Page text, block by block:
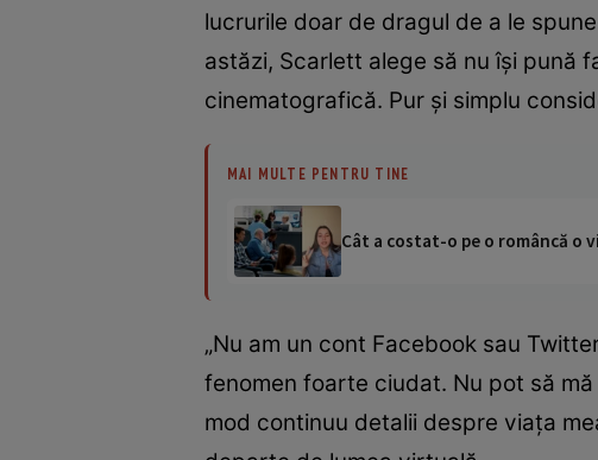
lucrurile doar de dragul de a le
astăzi, Scarlett alege să nu îşi pună
cinematografică. Pur şi simplu
MAI MULTE PENTRU TINE
Cât a costat-o pe o româncă o
„Nu am un cont Facebook sau
fenomen foarte ciudat. Nu pot să
mod continuu detalii despre viaţa